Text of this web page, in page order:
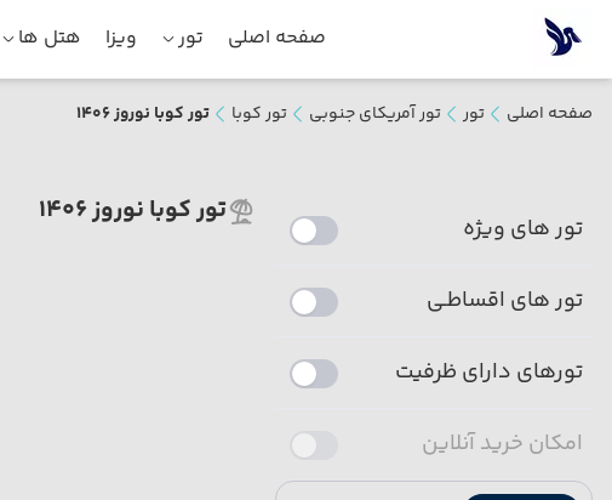
صفحه اصلی تور ویزا هتل ها
صفحه اصلی تور تور آمریکای جنوبی تور کوبا تور کوبا نوروز 1406
تور های ویژه
تور های اقساطـی
تورهای دارای ظرفیت
امکان خرید آنلاین
تور کوبا نوروز 1406